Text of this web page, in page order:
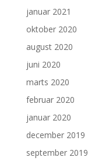
januar 2021
oktober 2020
august 2020
juni 2020
marts 2020
februar 2020
januar 2020
december 2019
september 2019